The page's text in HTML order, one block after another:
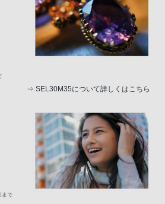
⇒ SEL30M35について詳しくはこちら